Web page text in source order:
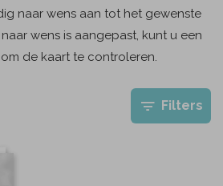
naar wens aan tot het gewenste
wens is aangepast, kunt u een
de kaart te controleren.
Filters